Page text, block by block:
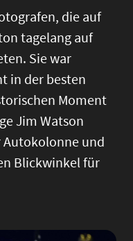
die auf
tagelang auf
Sie war
in der besten
Moment
Jim Watson
Autokolonne und
Blickwinkel für